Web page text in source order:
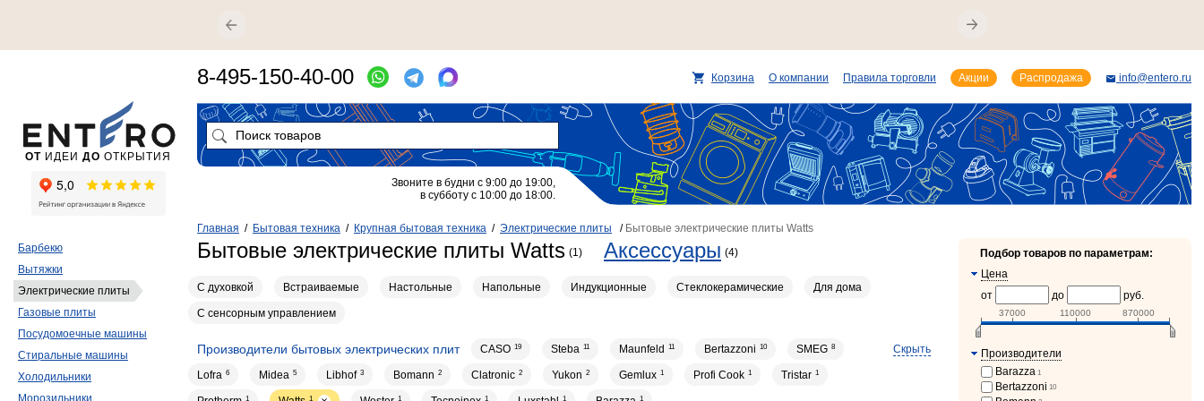
Главная / Бытовая техника / Крупная бытовая техника / Электрические плиты / Бытовые электрические плиты Watts
Бытовые электрические плиты Watts (1) Аксессуары (4)
С духовкой Встраиваемые Настольные Напольные Индукционные Стеклокерамические Для дома
С сенсорным управлением
Скрыть
Производители бытовых электрических плит CASO 19 Steba 11 Maunfeld 11 Bertazzoni 10 SMEG 8
Lofra 6 Midea 5 Libhof 3 Bomann 2 Clatronic 2 Yukon 2 Gemlux 1 Profi Cook 1 Tristar 1
1 1 1 1 1 1
Подбор товаров по параметрам:
Цена
от
до руб.
37000 110000 870000
Производители
Barazza 1
Bertazzoni 10
Барбекю
Вытяжки
Электрические плиты
Газовые плиты
Посудомоечные машины
Стиральные машины
Холодильники
Морозильники
ОТ ИДЕИ ДО ОТКРЫТИЯ
8-495-150-40-00 Корзина О компании Правила торговли Акции Распродажа info@entero.ru
Звоните в будни с 9:00 до 19:00,
в субботу с 10:00 до 18:00.